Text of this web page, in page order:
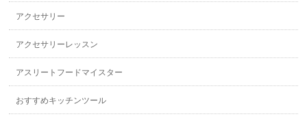
アクセサリー
アクセサリーレッスン
アスリートフードマイスター
おすすめキッチンツール